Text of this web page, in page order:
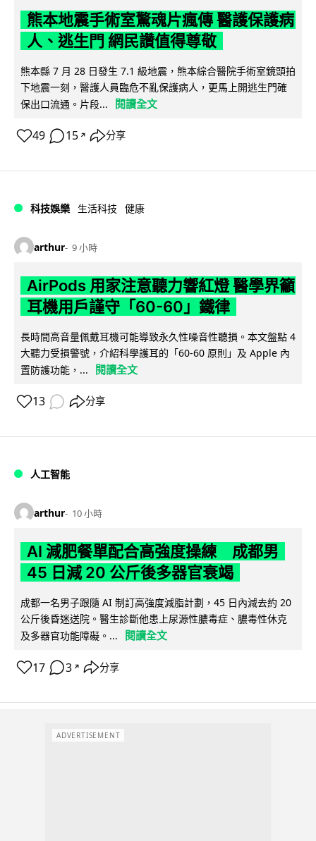
熊本地震手術室驚魂片瘋傳 醫護保護病
人、逃生門 網民讚值得尊敬
熊本縣 7 月 28 日發生 7.1 級地震，熊本綜合醫院手術室鏡頭拍
下地震一刻，醫護人員臨危不亂保護病人，更馬上開逃生門確
保出口流通。片段...
閱讀全文
49 15 ↗ 分享
科技娛樂 生活科技 健康
arthur 9 小時
AirPods 用家注意聽力響紅燈 醫學界籲
耳機用戶謹守「60-60」鐵律
長時間高音量佩戴耳機可能導致永久性噪音性聽損。本文盤點 4
大聽力受損警號，介紹科學護耳的「60-60 原則」及 Apple 內
置防護功能，...
閱讀全文
13 分享
人工智能
arthur 10 小時
AI 減肥餐單配合高強度操練 成都男
45 日減 20 公斤後多器官衰竭
成都一名男子跟隨 AI 制訂高強度減脂計劃，45 日內減去約 20
公斤後昏迷送院。醫生診斷他患上尿源性膿毒症、膿毒性休克
及多器官功能障礙。...
閱讀全文
17 3 ↗ 分享
ADVERTISEMENT